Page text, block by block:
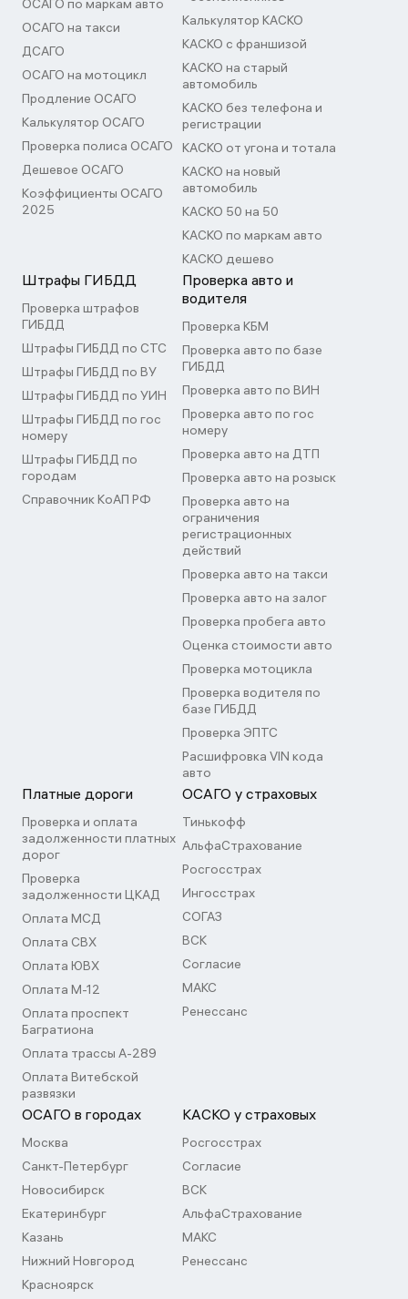
ОСАГО по маркам авто
ОСАГО на такси
ДСАГО
ОСАГО на мотоцикл
Продление ОСАГО
Калькулятор ОСАГО
Проверка полиса ОСАГО
Дешевое ОСАГО
Коэффициенты ОСАГО
2025
Калькулятор КАСКО
КАСКО с франшизой
КАСКО на старый
автомобиль
КАСКО без телефона и
регистрации
КАСКО от угона и тотала
КАСКО на новый
автомобиль
КАСКО 50 на 50
КАСКО по маркам авто
КАСКО дешево
Штрафы ГИБДД
Проверка штрафов
ГИБДД
Штрафы ГИБДД по СТС
Штрафы ГИБДД по ВУ
Штрафы ГИБДД по УИН
Штрафы ГИБДД по гос
номеру
Штрафы ГИБДД по
городам
Справочник КоАП РФ
Проверка авто и
водителя
Проверка КБМ
Проверка авто по базе
ГИБДД
Проверка авто по ВИН
Проверка авто по гос
номеру
Проверка авто на ДТП
Проверка авто на розыск
Проверка авто на
ограничения
регистрационных
действий
Проверка авто на такси
Проверка авто на залог
Проверка пробега авто
Оценка стоимости авто
Проверка мотоцикла
Проверка водителя по
базе ГИБДД
Проверка ЭПТС
Расшифровка VIN кода
авто
Платные дороги
Проверка и оплата
задолженности платных
дорог
Проверка
задолженности ЦКАД
Оплата МСД
Оплата СВХ
Оплата ЮВХ
Оплата М-12
Оплата проспект
Багратиона
Оплата трассы А-289
Оплата Витебской
развязки
ОСАГО у страховых
Тинькофф
АльфаСтрахование
Росгосстрах
Ингосстрах
СОГАЗ
ВСК
Согласие
МАКС
Ренессанс
ОСАГО в городах
Москва
Санкт-Петербург
Новосибирск
Екатеринбург
Казань
Нижний Новгород
Красноярск
КАСКО у страховых
Росгосстрах
Согласие
ВСК
АльфаСтрахование
МАКС
Ренессанс